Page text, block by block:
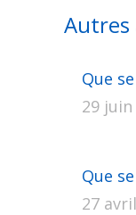
Autres
Que
29 juin
Que
27